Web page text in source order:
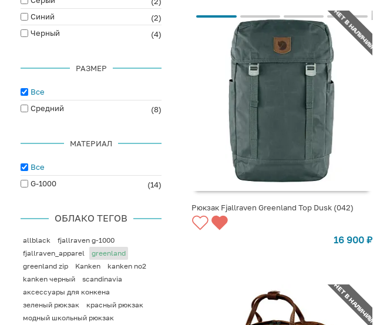
Синий
(2)
Черный
(4)
РАЗМЕР
Все
Средний
(8)
МАТЕРИАЛ
Все
G-1000
(14)
ОБЛАКО ТЕГОВ
allblack
fjallraven g-1000
fjallraven_apparel
greenland
greenland zip
Kanken
kanken no2
kanken черный
scandinavia
аксессуары для конкена
зеленый рюкзак
красный рюкзак
модный школьный рюкзак
НЕТ В НАЛИЧИИ
СООБЩИТЬ О ПОСТУПЛЕНИИ
Рюкзак Fjallraven Greenland Top Dusk (042)
16 900 ₽
НЕТ В НАЛИЧИИ